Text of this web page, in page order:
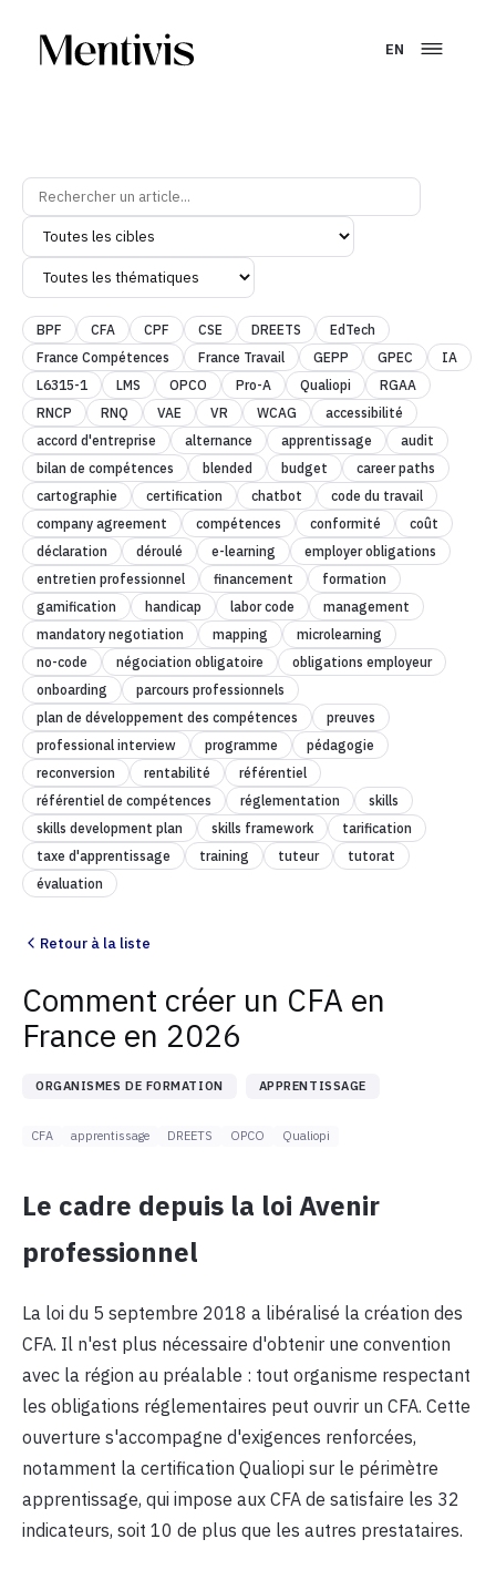
EN
BPF CFA CPF CSE DREETS
EdTech
France Compétences
France Travail GEPP GPEC
IA
L6315-1
LMS OPCO Pro-A Qualiopi
RGAA
RNCP
RNQ VAE VR WCAG
accessibilité
accord d'entreprise
alternance apprentissage
audit
bilan de compétences
blended budget
career paths
cartographie
certification chatbot
code du travail
company agreement
compétences conformité
coût
déclaration
déroulé e-learning
employer obligations
entretien professionnel
financement
formation
gamification
handicap labor code
management
mandatory negotiation
mapping
microlearning
no-code
négociation obligatoire
obligations employeur
onboarding
parcours professionnels
plan de développement des compétences
preuves
professional interview
programme
pédagogie
reconversion
rentabilité
référentiel
référentiel de compétences
réglementation
skills
skills development plan
skills framework
tarification
taxe d'apprentissage
training tuteur
tutorat
évaluation
Retour à la liste
Comment créer un CFA en
France en 2026
ORGANISMES DE FORMATION APPRENTISSAGE
CFA apprentissage DREETS OPCO Qualiopi
Le cadre depuis la loi Avenir
professionnel
La loi du 5 septembre 2018 a libéralisé la création des
CFA. Il n'est plus nécessaire d'obtenir une convention
avec la région au préalable : tout organisme respectant
les obligations réglementaires peut ouvrir un CFA. Cette
ouverture s'accompagne d'exigences renforcées,
notamment la certification Qualiopi sur le périmètre
apprentissage, qui impose aux CFA de satisfaire les 32
indicateurs, soit 10 de plus que les autres prestataires.